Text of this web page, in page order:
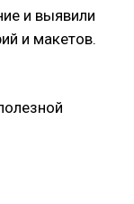
и выявили
и макетов.